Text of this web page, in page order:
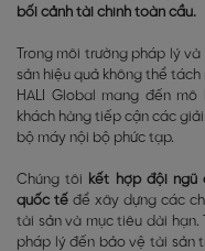
bối cảnh tài chính toàn cầu.
Trong môi trường pháp lý
sản hiệu quả không thể
HALI Global mang đến mô
khách hàng tiếp cận các
bộ máy nội bộ phức tạp.
Chúng tôi kết hợp đội ngũ
quốc tế để xây dựng các
tài sản và mục tiêu dài hạn.
pháp lý đến bảo vệ tài sản